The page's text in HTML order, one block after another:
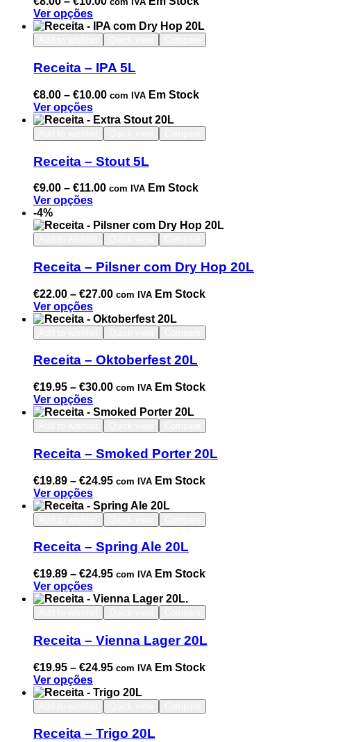
Ver opções
Receita – IPA 5L
€8.00 – €10.00 com IVA Em Stock
Ver opções
Receita – Stout 5L
€9.00 – €11.00 com IVA Em Stock
Ver opções
-4%
Receita – Pilsner com Dry Hop 20L
€22.00 – €27.00 com IVA Em Stock
Ver opções
Receita – Oktoberfest 20L
€19.95 – €30.00 com IVA Em Stock
Ver opções
Receita – Smoked Porter 20L
€19.89 – €24.95 com IVA Em Stock
Ver opções
Receita – Spring Ale 20L
€19.89 – €24.95 com IVA Em Stock
Ver opções
Receita – Vienna Lager 20L
€19.95 – €24.95 com IVA Em Stock
Ver opções
Receita – Trigo 20L